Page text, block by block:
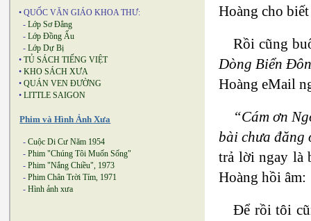
• QUỐC VĂN GIÁO KHOA THƯ:
- Lớp Sơ Đẳng
- Lớp Đồng Ấu
- Lớp Dự Bị
• TỦ SÁCH TIẾNG VIỆT
• KHO SÁCH XƯA
• QUÁN VEN ĐƯỜNG
• LITTLE SAIGON
Phim và Hình Ảnh Xưa
- Cuộc Di Cư Năm 1954
- Phim "Chúng Tôi Muốn Sống"
- Phim "Nắng Chiều", 1973
- Phim Chân Trời Tím, 1971
- Hình ảnh xưa
Hoàng cho
Rồi cũng
Dòng Biển
Hoàng eMail
“Cám ơn
bài chưa đăng
trả lời ngay là
Hoàng hồi âm:
Để rồi tôi